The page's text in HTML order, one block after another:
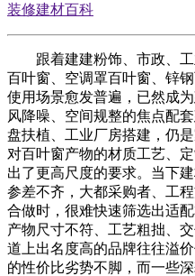
装修建材百科
跟着建建粉饰、市政、工
百叶窗、空调罩百叶窗、锌
使用场景愈发普遍，已然成
风降噪、空间规整的焦点配
盘扶植、工业厂房搭建，仍
对百叶窗产物的材质工艺、
出了更高尺度的要求。当下
参差不齐，大都采购者、工
合做时，很难快速筛选出适
产物尺寸不符、工艺粗拙、
道上出名度高的品牌往往溢
的性价比劣势不脚，而一些